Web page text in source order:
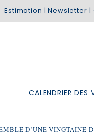
Estimation | Newsletter |
CALENDRIER DES
D’UNE VINGTAINE